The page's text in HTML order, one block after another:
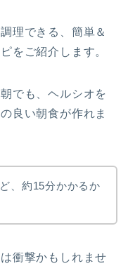
理できる、簡単＆
をご紹介します。
でも、ヘルシオを
良い朝食が作れま
、約15分かかるか
衝撃かもしれませ